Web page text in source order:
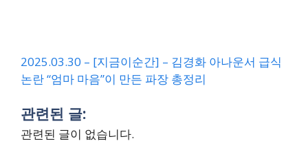
2025.03.30 – [지금이순간] – 김경화 아나운서 급식
논란 “엄마 마음”이 만든 파장 총정리
관련된 글:
관련된 글이 없습니다.